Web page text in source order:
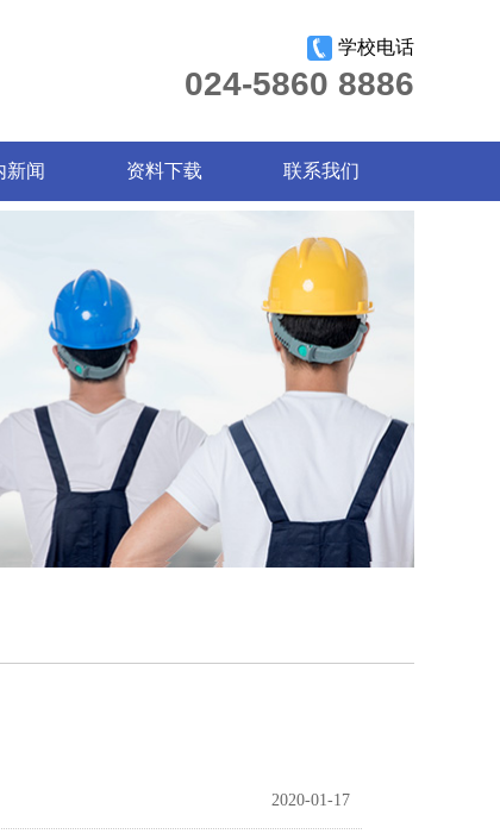
学校电话
024-5860 8886
新闻 资料下载 联系我们
2020-01-17